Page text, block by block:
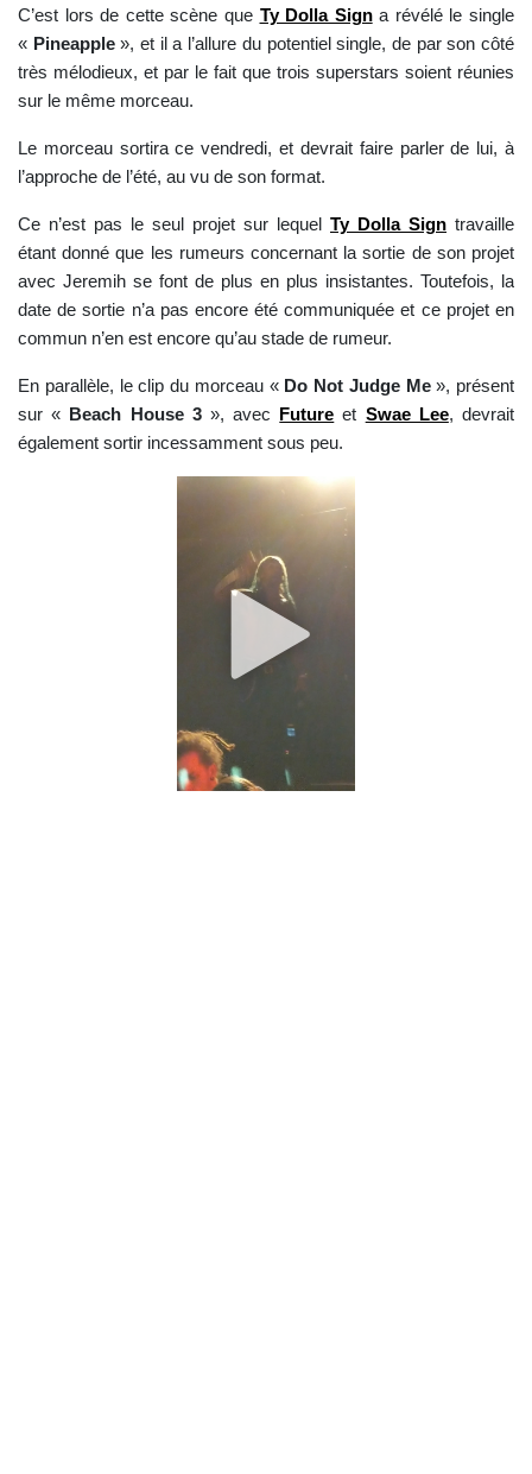
C’est lors de cette scène que Ty Dolla Signa révélé le single
« Pineapple», et il a l’allure du potentiel single, de par son côté
très mélodieux, et par le fait que trois superstars soient réunies
sur le même morceau.
Le morceau sortira ce vendredi, et devrait faire parler de lui, à
l’approche de l’été, au vu de son format.
Ce n’est pas le seul projet sur lequel Ty Dolla Sign travaille
étant donné que les rumeurs concernant la sortie de son projet
avec Jeremih se font de plus en plus insistantes. Toutefois, la
date de sortie n’a pas encore été communiquée et ce projet en
commun n’en est encore qu’au stade de rumeur.
En parallèle, le clip du morceau «Do Not Judge Me», présent
sur «
Beach House 3», avec Future et Swae Lee, devrait
également sortir incessamment sous peu.